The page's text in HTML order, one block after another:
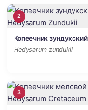
2
Копеечник зундукский
Hedysarum zundukii
3